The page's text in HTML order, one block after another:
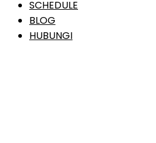
SCHEDULE
BLOG
HUBUNGI